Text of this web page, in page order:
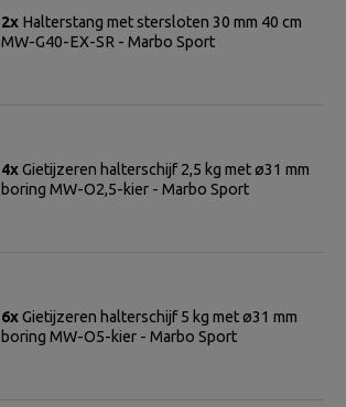
2x Halterstang met stersloten 30 mm 40 cm
MW-G40-EX-SR - Marbo Sport
4xGietijzeren halterschijf 2,5 kg met ø31 mm
boring MW-O2,5-kier - Marbo Sport
6xGietijzeren halterschijf 5 kg met ø31 mm
boring MW-O5-kier - Marbo Sport